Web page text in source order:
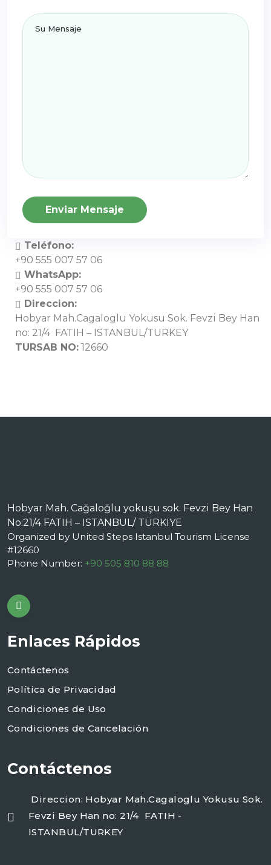
Enviar Mensaje
Teléfono:
+90 555 007 57 06
WhatsApp:
+90 555 007 57 06
Direccion:
Hobyar Mah.Cagaloglu Yokusu Sok. Fevzi Bey Han
no: 21/4 FATIH – ISTANBUL/TURKEY
TURSAB NO: 12660
Hobyar Mah. Cağaloğlu yokuşu sok. Fevzi Bey Han
No:21/4 FATIH – ISTANBUL/ TÜRKIYE
Organized by United Steps Istanbul Tourism License
#12660
Phone Number: +90 505 810 88 88
Enlaces Rápidos
Contáctenos
Política de Privacidad
Condiciones de Uso
Condiciones de Cancelación
Contáctenos
Direccion: Hobyar Mah.Cagaloglu Yokusu Sok.
Fevzi Bey Han no: 21/4 FATIH -
ISTANBUL/TURKEY